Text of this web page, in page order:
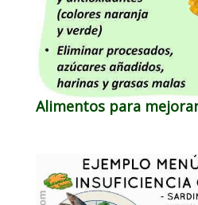
Alimentos para